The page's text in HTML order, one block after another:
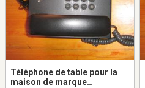
Téléphone de table pour la
maison de marque